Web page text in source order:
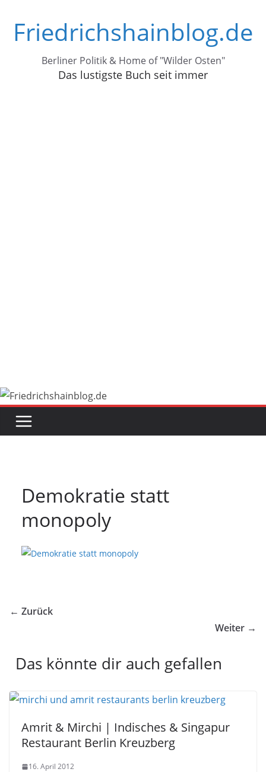
Inhalt
springen
Friedrichshainblog.de
Berliner Politik & Home of "Wilder Osten"
Das lustigste Buch seit immer
Demokratie statt
monopoly
← Zurück
Weiter →
Das könnte dir auch gefallen
Amrit & Mirchi | Indisches & Singapur
Restaurant Berlin Kreuzberg
16. April 2012